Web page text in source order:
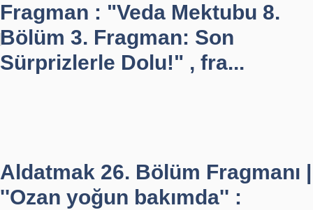
Fragman : "Veda Mektubu 8.
Bölüm 3. Fragman: Son
Sürprizlerle Dolu!" , fra...
Aldatmak 26. Bölüm Fragmanı |
''Ozan yoğun bakımda'' :